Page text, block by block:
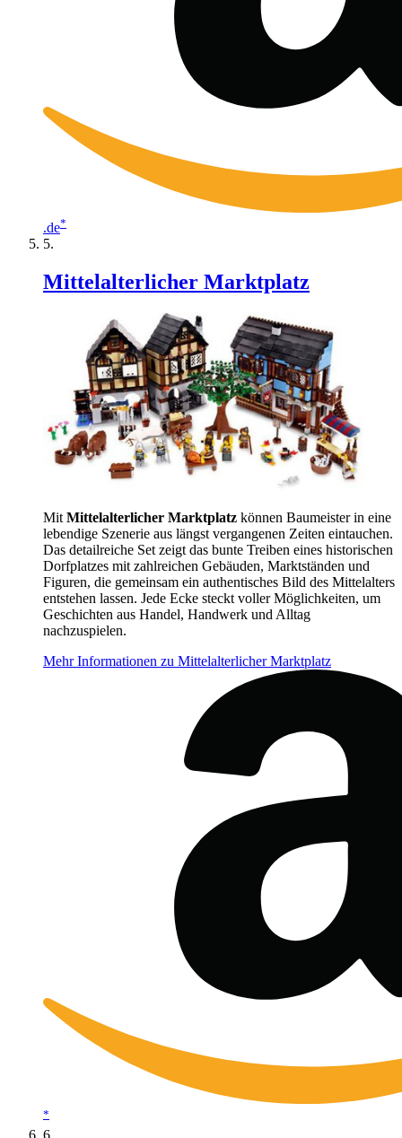
.de*
Mittelalterlicher Marktplatz
Mit Mittelalterlicher Marktplatz können Baumeister in eine
lebendige Szenerie aus längst vergangenen Zeiten eintauchen.
Das detailreiche Set zeigt das bunte Treiben eines historischen
Dorfplatzes mit zahlreichen Gebäuden, Marktständen und
Figuren, die gemeinsam ein authentisches Bild des Mittelalters
entstehen lassen. Jede Ecke steckt voller Möglichkeiten, um
Geschichten aus Handel, Handwerk und Alltag
nachzuspielen.
Mehr Informationen zu Mittelalterlicher Marktplatz
*